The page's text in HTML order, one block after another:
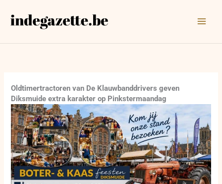
naar
Oldtimertractoren van De Klauwbanddrivers geven
Diksmuide extra karakter op Pinkstermaandag